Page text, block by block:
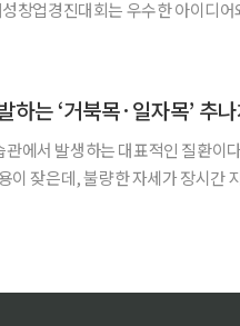
에서 발생하는 대표적인 질환이
이 잦은데, 불량한 자세가 장시간